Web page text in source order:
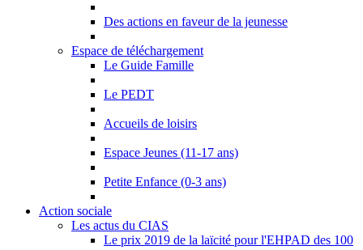
Des actions en faveur de la jeunesse
Espace de téléchargement
Le Guide Famille
Le PEDT
Accueils de loisirs
Espace Jeunes (11-17 ans)
Petite Enfance (0-3 ans)
Action sociale
Les actus du CIAS
Le prix 2019 de la laïcité pour l'EHPAD des 100